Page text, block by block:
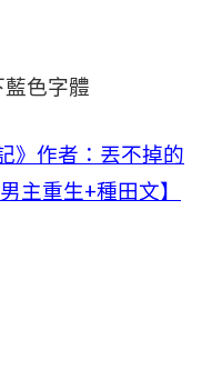
色字體
》作者：丟不掉的
主重生+種田文】